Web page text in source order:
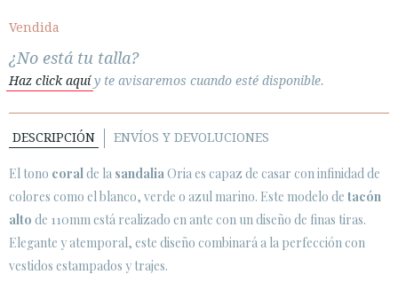
 
SECURE WEB SSL CERTIFICATE © 2026 PURA LOPEZ
Vendida
¿No está tu talla?
Haz click aquíy te avisaremos cuando esté disponible.
DESCRIPCIÓN ENVÍOS Y DEVOLUCIONES
El tono coralde la sandaliaOria es capaz de casar con infinidad de
colores como el blanco, verde o azul marino. Este modelo de tacón
alto de 110mm está realizado en ante con un diseño de finas tiras.
Elegante y atemporal, este diseño combinará a la perfección con
vestidos estampados y trajes.